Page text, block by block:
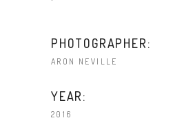
PHOTOGRAPHER:
ARON NEVILLE
YEAR:
2016